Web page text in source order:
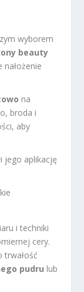
wyborem
beauty
na
broda i
aby
jego aplikację
i techniki
cery.
trwałość
pudru lub